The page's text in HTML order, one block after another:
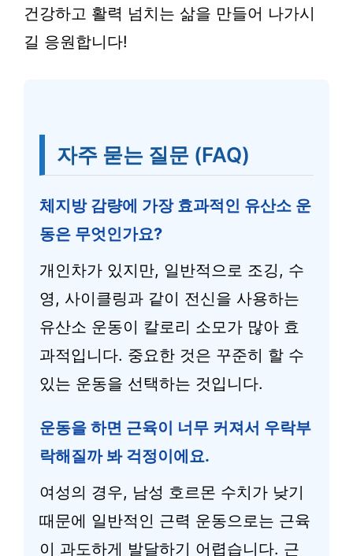
건강하고 활력 넘치는 삶을 만들어 나가시
길 응원합니다!
자주 묻는 질문 (FAQ)
체지방 감량에 가장 효과적인 유산소 운
동은 무엇인가요?
개인차가 있지만, 일반적으로 조깅, 수
영, 사이클링과 같이 전신을 사용하는
유산소 운동이 칼로리 소모가 많아 효
과적입니다. 중요한 것은 꾸준히 할 수
있는 운동을 선택하는 것입니다.
운동을 하면 근육이 너무 커져서 우락부
락해질까 봐 걱정이에요.
여성의 경우, 남성 호르몬 수치가 낮기
때문에 일반적인 근력 운동으로는 근육
이 과도하게 발달하기 어렵습니다. 근